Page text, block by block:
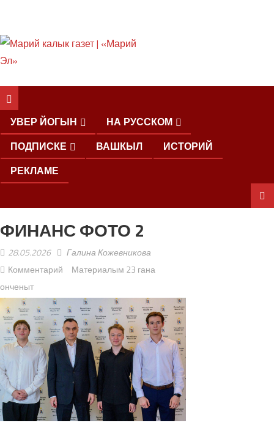
УВЕР ЙОГЫН
НА РУССКОМ
ПОДПИСКЕ
ВАШКЫЛ
ИСТОРИЙ
РЕКЛАМЕ
ФИНАНС ФОТО 2
28.05.2026
Галина Кожевникова
Комментарий
Материалым 23 гана
онченыт